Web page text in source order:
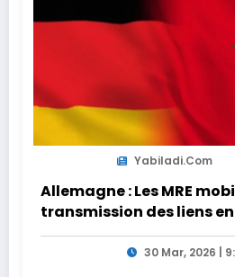
Yabiladi.com
Allemagne : Les MRE
transmission des liens
générations
30 Mar, 2026 |